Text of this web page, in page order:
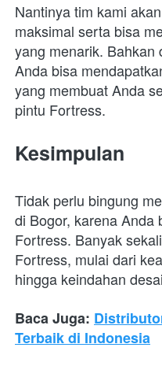
Nantinya tim kami
maksimal serta bisa
yang menarik. Bahkan
Anda bisa
yang membuat Anda
pintu Fortress.
Kesimpulan
Tidak perlu bingung
di Bogor, karena Anda
Fortress. Banyak
Fortress, mulai dari
hingga keindahan
Baca Juga:
Terbaik di Indonesia